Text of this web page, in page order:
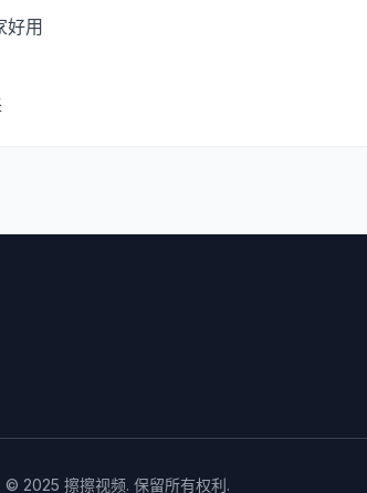
好用
© 2025 擦擦视频. 保留所有权利.